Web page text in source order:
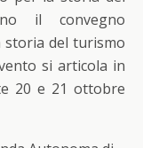
il convegno
storia del turismo
si articola in
20 e 21 ottobre